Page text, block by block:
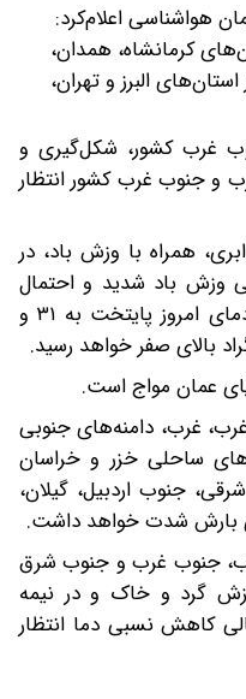
هواشناسی اعلام‌کرد:
کرمانشاه، همدان،
البرز و تهران،
غرب کشور، شکل‌گیری و
و جنوب غرب کشور انتظار
همراه با وزش باد، در
وزش باد شدید و احتمال
رگبار و رعد و برق است. بیشینه دمای امروز پایتخت به ۳۱ و
عمان مواج است.
غرب، دامنه‌های جنوبی
ساحلی خزر و خراسان
جنوب اردبیل، گیلان،
بارش شدت خواهد داشت.
جنوب غرب و جنوب شرق
گرد و خاک و در نیمه
کاهش نسبی دما انتظار